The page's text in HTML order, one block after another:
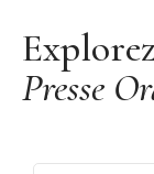
Nettoyage
vaisselle
Marque : Amalfi
Presse